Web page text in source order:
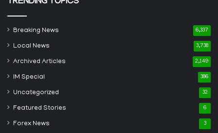
TRENDING TOPICS
Breaking News 6,337
Local News 3,738
Archived Articles 2,149
IM Special 386
Uncategorized 32
Featured Stories 6
Forex News 3